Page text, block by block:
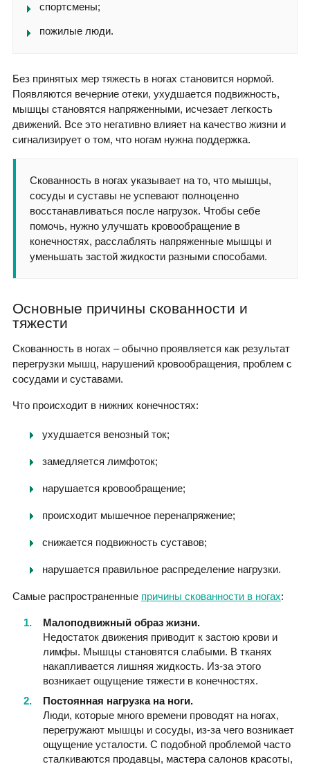
спортсмены;
пожилые люди.
Без принятых мер тяжесть в ногах становится нормой.
Появляются вечерние отеки, ухудшается подвижность,
мышцы становятся напряженными, исчезает легкость
движений. Все это негативно влияет на качество жизни и
сигнализирует о том, что ногам нужна поддержка.
Скованность в ногах указывает на то, что мышцы,
сосуды и суставы не успевают полноценно
восстанавливаться после нагрузок. Чтобы себе
помочь, нужно улучшать кровообращение в
конечностях, расслаблять напряженные мышцы и
уменьшать застой жидкости разными способами.
Основные причины скованности и
тяжести
Скованность в ногах – обычно проявляется как результат
перегрузки мышц, нарушений кровообращения, проблем с
сосудами и суставами.
Что происходит в нижних конечностях:
ухудшается венозный ток;
замедляется лимфоток;
нарушается кровообращение;
происходит мышечное перенапряжение;
снижается подвижность суставов;
нарушается правильное распределение нагрузки.
Самые распространенные причины скованности в ногах:
Малоподвижный образ жизни.
Недостаток движения приводит к застою крови и
лимфы. Мышцы становятся слабыми. В тканях
накапливается лишняя жидкость. Из-за этого
возникает ощущение тяжести в конечностях.
Постоянная нагрузка на ноги.
Люди, которые много времени проводят на ногах,
перегружают мышцы и сосуды, из-за чего возникает
ощущение усталости. С подобной проблемой часто
сталкиваются продавцы, мастера салонов красоты,